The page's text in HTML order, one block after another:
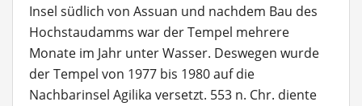
Insel südlich von Assuan und nachdem Bau des
Hochstaudamms war der Tempel mehrere
Monate im Jahr unter Wasser. Deswegen wurde
der Tempel von 1977 bis 1980 auf die
Nachbarinsel Agilika versetzt. 553 n. Chr. diente